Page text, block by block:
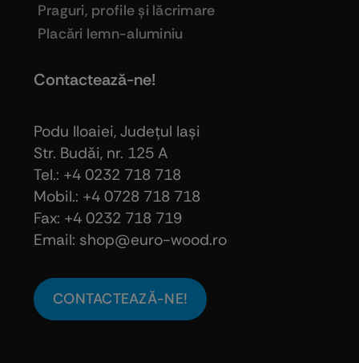
Praguri, profile şi lăcrimare
Placări lemn-aluminiu
Contactează-ne!
Podu Iloaiei, Judeţul Iaşi
Str. Budăi, nr. 125 A
Tel.: +4 0232 718 718
Mobil.: +4 0728 718 718
Fax: +4 0232 718 719
Email: shop@euro-wood.ro
CONTACTEAZĂ-NE!